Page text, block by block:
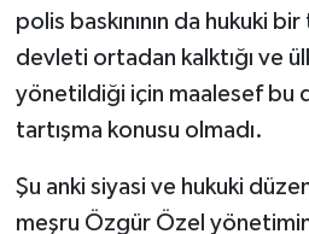
polis baskınının da hukuki
devleti ortadan kalktığı ve
yönetildiği için maalesef bu
tartışma konusu olmadı.
Şu anki siyasi ve hukuki
meşru Özgür Özel